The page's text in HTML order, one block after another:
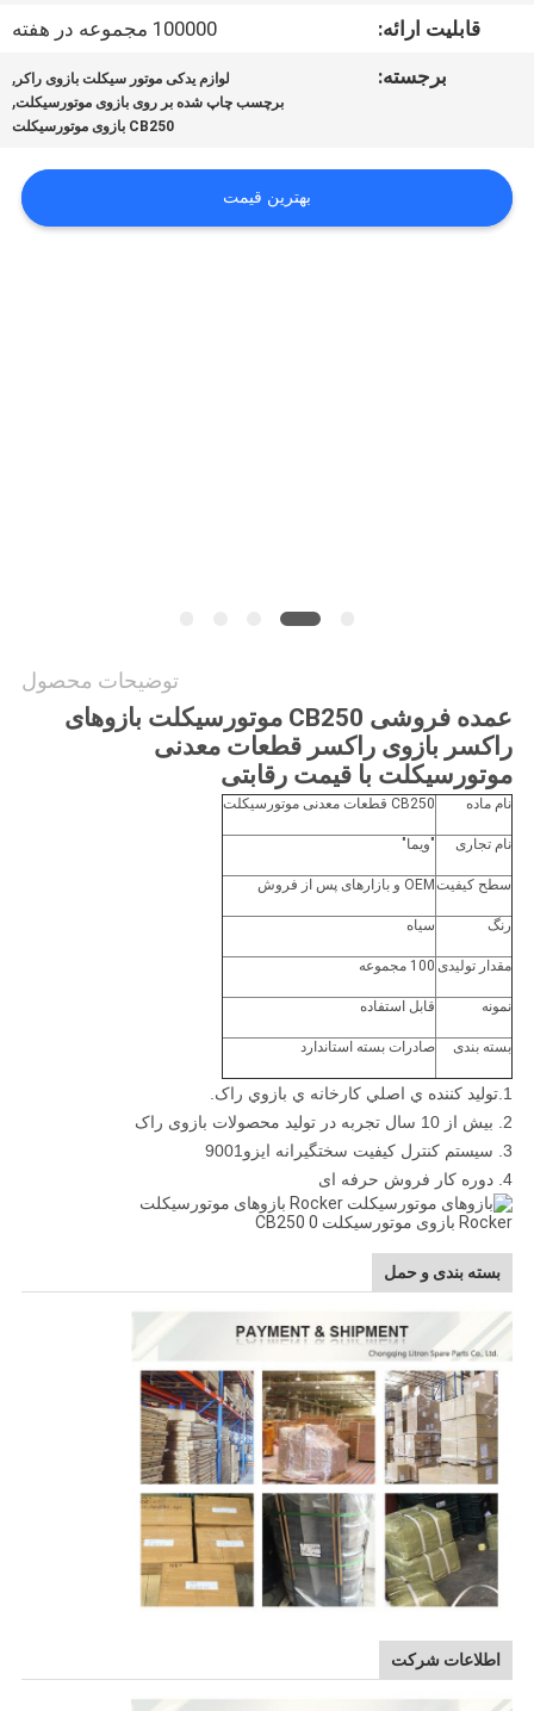
نقل قول
سیاست
قابلیت ارائه:
100000 مجموعه در هفته
برجسته:
لوازم یدکی موتور سیکلت بازوی راکر ,
برچسب چاپ شده بر روی بازوی موتورسیکلت,
CB250 بازوی موتورسیکلت
بهترین قیمت
توضیحات محصول
عمده فروشی CB250 موتورسیکلت بازوهای
راکسر بازوی راکسر قطعات معدنی
موتورسیکلت با قیمت رقابتی
نام ماده CB250 قطعات معدنی موتورسیکلت
نام تجاری "ویما"
سطح کیفیت OEM و بازارهای پس از فروش
رنگ سیاه
مقدار تولیدی 100 مجموعه
نمونه قابل استفاده
بسته بندی صادرات بسته استاندارد
1.توليد کننده ي اصلي کارخانه ي بازوي راک.
2. بیش از 10 سال تجربه در تولید محصولات بازوی راک
3. سیستم کنترل کیفیت سختگیرانه ایزو9001
4. دوره کار فروش حرفه ای
بسته بندی و حمل
اطلاعات شرکت